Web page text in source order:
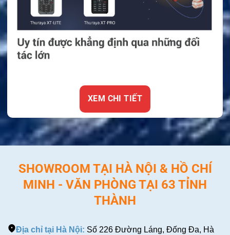
XEM CHI TIẾT
SHOWROOM TẠI HÀ NỘI & HỒ CHÍ
MINH - VĂN PHÒNG TẠI 63 TỈNH
THÀNH
Địa chỉ tại Hà Nội: Số 226 Đường Láng, Đống Đa, Hà